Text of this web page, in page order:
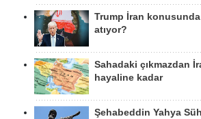
Trump İran
atıyor?
Sahadaki çıkmazdan
hayaline kadar
Şehabeddin Yahya